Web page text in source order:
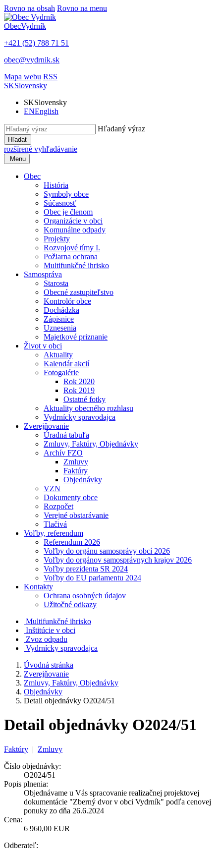
Rovno na obsah Rovno na menu
ObecVydrník
+421 (52) 788 71 51
obec@vydrnik.sk
Mapa webu RSS
SKSlovensky
SKSlovensky
ENEnglish
Hľadaný výraz
Hľadať
rozšírené vyhľadávanie
Menu
Obec
História
Symboly obce
Súčasnosť
Obec je členom
Organizácie v obci
Komunálne odpady
Projekty
Rozvojové tímy I.
Požiarna ochrana
Multifunkčné ihrisko
Samospráva
Starosta
Obecné zastupiteľstvo
Kontrolór obce
Dochádzka
Zápisnice
Uznesenia
Majetkové priznanie
Život v obci
Aktuality
Kalendár akcií
Fotogalérie
Rok 2020
Rok 2019
Ostatné fotky
Aktuality obecného rozhlasu
Vydrnícky spravodajca
Zverejňovanie
Úradná tabuľa
Zmluvy, Faktúry, Objednávky
Archív FZO
Zmluvy
Faktúry
Objednávky
VZN
Dokumenty obce
Rozpočet
Verejné obstarávanie
Tlačivá
Voľby, referendum
Referendum 2026
Voľby do orgánu samosprávy obcí 2026
Voľby do orgánov samosprávnych krajov 2026
Voľby prezidenta SR 2024
Voľby do EU parlamentu 2024
Kontakty
Ochrana osobných údajov
Užitočné odkazy
Multifunkčné ihrisko
Inštitúcie v obci
Zvoz odpadu
Vydrnícky spravodajca
Úvodná stránka
Zverejňovanie
Zmluvy, Faktúry, Objednávky
Objednávky
Detail objednávky O2024/51
Detail objednávky O2024/51
Faktúry | Zmluvy
Číslo objednávky:
O2024/51
Popis plnenia:
Objednávame u Vás spracovanie realizačnej projektovej
dokumentácie "Zberný dvor v obci Vydrník" podľa cenovej
ponuky zo dňa 26.6.2024
Cena:
6 960,00 EUR
Odberateľ: